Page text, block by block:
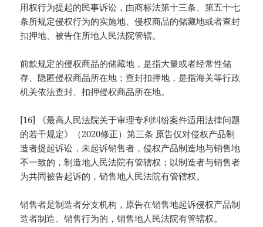
用权行为提起的民事诉讼，由商标法第十三条、第五十七
条所规定侵权行为的实施地、侵权商品的储藏地或者查封
扣押地、被告住所地人民法院管辖。
前款规定的侵权商品的储藏地，是指大量或者经常性储
存、隐匿侵权商品所在地；查封扣押地，是指海关等行政
机关依法查封、扣押侵权商品所在地。
[16] 《最高人民法院关于审理专利纠纷案件适用法律问题
的若干规定》（2020修正）第三条 原告仅对侵权产品制
造者提起诉讼，未起诉销售者，侵权产品制造地与销售地
不一致的，制造地人民法院有管辖权；以制造者与销售者
为共同被告起诉的，销售地人民法院有管辖权。
销售者是制造者分支机构，原告在销售地起诉侵权产品制
造者制造、销售行为的，销售地人民法院有管辖权。